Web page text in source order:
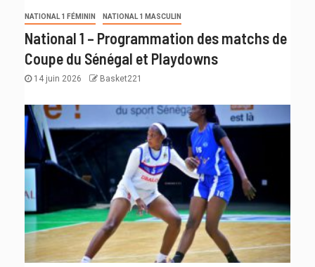
NATIONAL 1 FÉMININ NATIONAL 1 MASCULIN
National 1 – Programmation des matchs de
Coupe du Sénégal et Playdowns
14 juin 2026 Basket221